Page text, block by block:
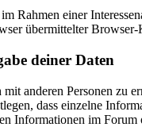
Rahmen einer
übermittelter
deiner Daten
anderen Personen
dass einzelne
Informationen im